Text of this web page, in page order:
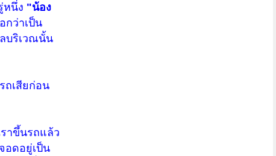
หนึ่ง "น้อง
กว่าเป็น
บริเวณนั้น
ถเสียก่อน
าขึ้นรถแล้ว
อดอยู่เป็น